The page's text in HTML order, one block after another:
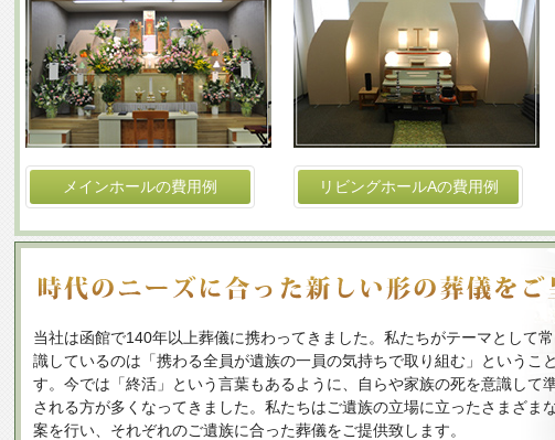
メインホールの費用例 リビングホールAの費用例
当社は函館で140年以上葬儀に携わってきました。私たちがテーマとして
識しているのは「携わる全員が遺族の一員の気持ちで取り組む」というこ
す。今では「終活」という言葉もあるように、自らや家族の死を意識して
される方が多くなってきました。私たちはご遺族の立場に立ったさまざま
案を行い、それぞれのご遺族に合った葬儀をご提供致します。